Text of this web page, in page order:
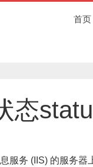
首页
态
服务 (IIS) 的服务